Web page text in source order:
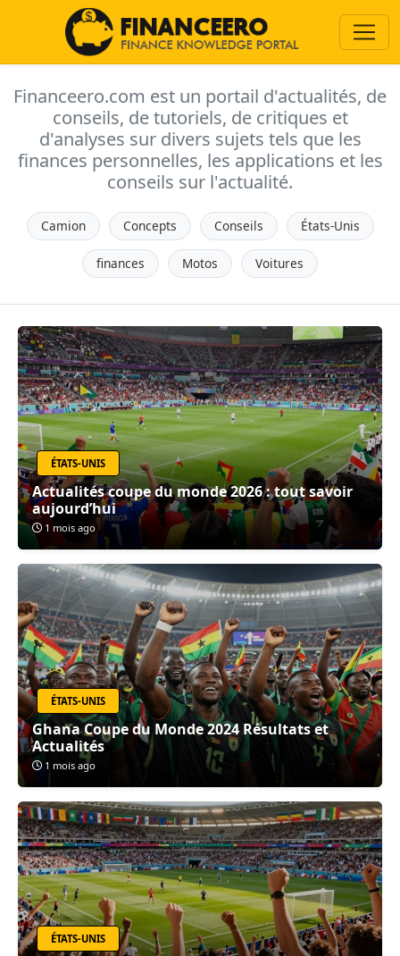
Financeero.com est un portail d'actualités, de
conseils, de tutoriels, de critiques et
d'analyses sur divers sujets tels que les
finances personnelles, les applications et les
conseils sur l'actualité.
Camion Concepts Conseils États-Unis
finances Motos Voitures
ÉTATS-UNIS
Actualités coupe du monde 2026 : tout savoir
aujourd’hui
1 mois ago
ÉTATS-UNIS
Ghana Coupe du Monde 2024 Résultats et
Actualités
1 mois ago
ÉTATS-UNIS